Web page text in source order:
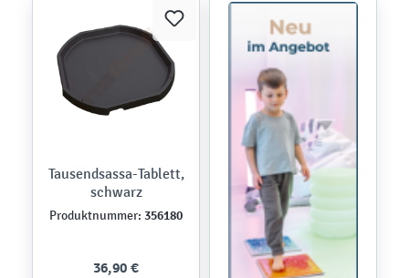
Tausendsassa-Tablett,
schwarz
Produktnummer: 356180
36,90 €